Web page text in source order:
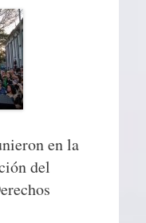
en la
del